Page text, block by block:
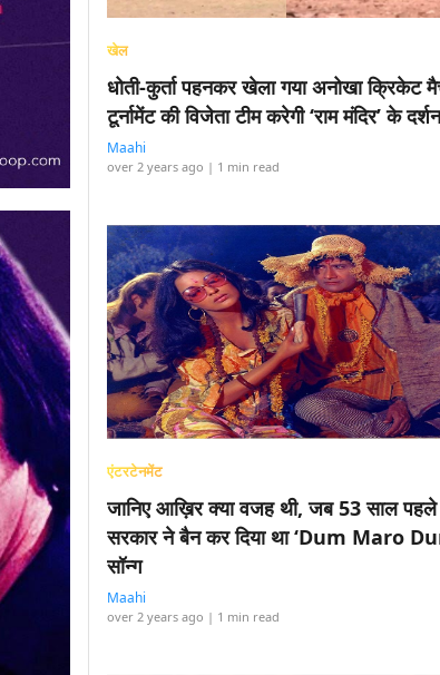
खेल
धोती-कुर्ता पहनकर खेला गया अनोखा क्रिकेट
टूर्नामेंट की विजेता टीम करेगी ‘राम मंदिर’ के
Maahi
over 2 years ago | 1 min read
एंटरटेनमेंट
जानिए आख़िर क्या वजह थी, जब 53 साल पहले
सरकार ने बैन कर दिया था ‘Dum Maro
सॉन्ग
Maahi
over 2 years ago | 1 min read